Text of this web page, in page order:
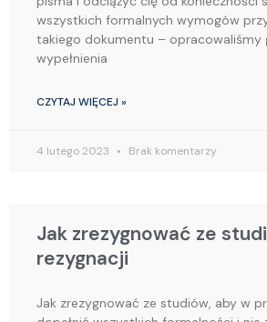
wszystkich formalnych wymogów
takiego dokumentu –
wypełnienia
CZYTAJ WIĘCEJ »
4 lutego 2023 Brak komentarzy
Jak zrezygnować ze
rezygnacji
Jak zrezygnować ze studiów, aby w